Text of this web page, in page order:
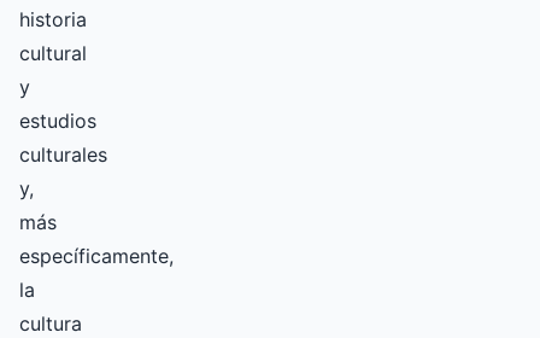
historia
cultural
y
estudios
culturales
y,
más
específicamente,
la
cultura